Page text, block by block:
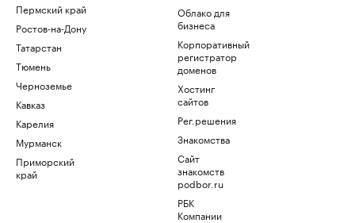
Пермский край
Ростов-на-Дону
Татарстан
Тюмень
Черноземье
Кавказ
Карелия
Мурманск
Приморский
край
Облако для
бизнеса
Корпоративный
регистратор
доменов
Хостинг
сайтов
Рег.решения
Знакомства
Сайт
знакомств
podbor.ru
РБК
Компании